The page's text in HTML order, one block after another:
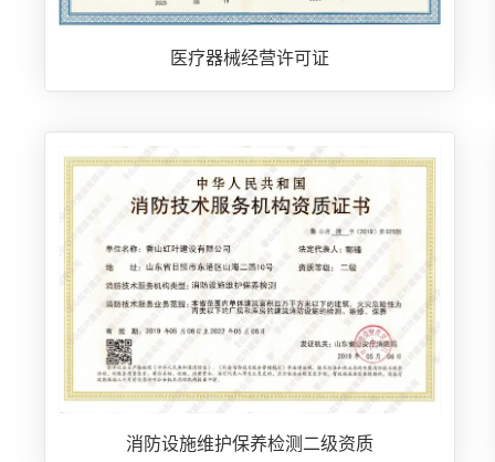
医疗器械经营许可证
消防设施维护保养检测二级资质